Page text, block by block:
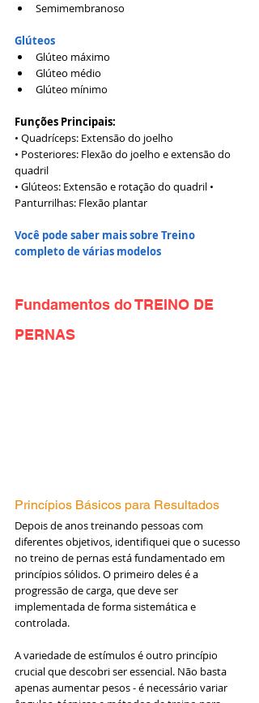
Semimembranoso
Glúteos
Glúteo máximo
Glúteo médio
Glúteo mínimo
Funções Principais:
• Quadríceps: Extensão do joelho
• Posteriores: Flexão do joelho e extensão do
quadril
• Glúteos: Extensão e rotação do quadril •
Panturrilhas: Flexão plantar
Você pode saber mais sobre Treino
completo de várias modelos
Fundamentos do TREINO DE
PERNAS
Princípios Básicos para Resultados
Depois de anos treinando pessoas com
diferentes objetivos, identifiquei que o sucesso
no treino de pernas está fundamentado em
princípios sólidos. O primeiro deles é a
progressão de carga, que deve ser
implementada de forma sistemática e
controlada.
A variedade de estímulos é outro princípio
crucial que descobri ser essencial. Não basta
apenas aumentar pesos - é necessário variar